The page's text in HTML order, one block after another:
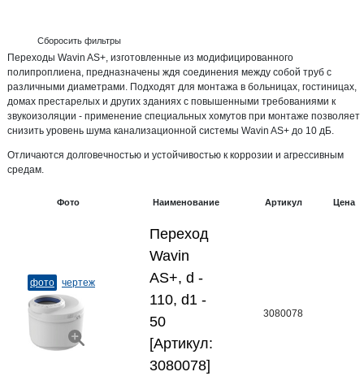
Сборосить фильтры
Переходы Wavin AS+, изготовленные из модифицированного
полипроплиена, предназначены ждя соединения между собой труб с
различными диаметрами. Подходят для монтажа в больницах, гостиницах,
домах престарелых и других зданиях с повышенными требованиями к
звукоизоляции - применение специальных хомутов при монтаже позволяет
снизить уровень шума канализационной системы Wavin AS+ до 10 дБ.
Отличаются долговечностью и устойчивостью к коррозии и агрессивным
средам.
Фото Наименование Артикул Цена
фото чертеж
Переход
Wavin
AS+, d -
110, d1 -
50
[Артикул:
3080078]
3080078